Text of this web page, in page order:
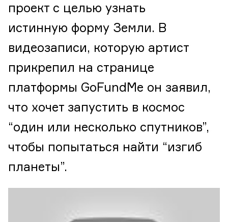
проект с целью узнать
истинную форму Земли. В
видеозаписи, которую артист
прикрепил на странице
платформы GoFundMe он заявил,
что хочет запустить в космос
“один или несколько спутников”,
чтобы попытаться найти “изгиб
планеты”.